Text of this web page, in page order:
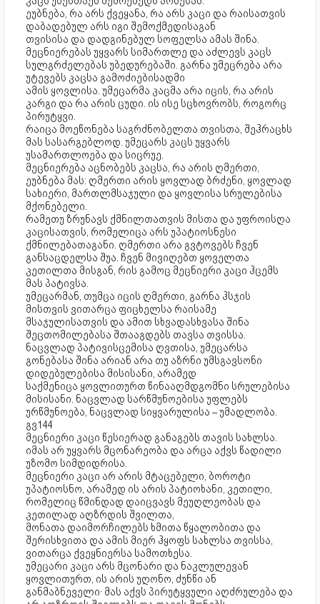
ეუბნება, რა არს ქვეყანა, რა არს კაცი და რაისათვის
დაბადებულ არს იგი შემოქმედისაგან
თვისისა და დადგინებულ სოფელსა ამას შინა.
მეცნიერებას უყვარს სიმართლე და აძლევს კაცს
სულგრძელებას უბედურებაში. გარნა უმეცრება არა
უტევებს კაცსა გამოძიებისადმი
ამის ყოვლისა. უმეცარმა კაცმა არა იცის, რა არის
კარგი და რა არის ცუდი. ის ისე სცხოვრობს, როგორც
პირუტყვი.
რაიცა მოეწონება საგრძნობელთა თვისთა, შეჰრაცხს
მას სასარგებლოდ. უმეცარს კაცს უყვარს
უსამართლოება და სიცრუე.
მეცნიერება აცნობებს კაცსა, რა არის ღმერთი,
ეუბნება მას: ღმერთი არის ყოვლად ბრძენი, ყოვლად
სახიერი, მართლმსაჯული და ყოვლისა სრულებისა
მქონებელი.
რამეთუ ზრუნავს ქმნილთათვის მისთა და უფროისღა
კაცისათვის, რომელიცა არს უპატიოსნესი
ქმნილებათაგანი. ღმერთი არა გვტოვებს ჩვენ
განსაცდელსა შუა. ჩვენ მივიღებთ ყოველთა
კეთილთა მისგან, რის გამოც მეცნიერი კაცი ჰცემს
მას პატივსა.
უმეცარმან, თუმცა იცის ღმერთი, გარნა ჰსჯის
მისთვის ვითარცა ფიცხელსა რაისამე
მსაჯულისათვის და ამით სხვადასხვასა შინა
შეცთომილებასა შთააგდებს თავსა თვისსა.
ნაცვლად პატივისცემისა ღვთისა, უმეცარსა
გონებასა შინა არიან არა თუ აზრნი უმსგავსონი
დიდებულებისა მისისანი, არამედ
საქმენიცა ყოვლითურთ წინააღმდგომნი სრულებისა
მისისანი. ნაცვლად სარწმუნოებისა უფლებს
ურწმუნოება, ნაცვლად სიყვარულისა – უმადლობა.
გვ144
მეცნიერი კაცი წესიერად განაგებს თავის სახლსა.
იმას არ უყვარს მცონარეობა და არცა აქვს წადილი
უზომო სიმდიდრისა.
მეცნიერი კაცი არ არის მტაცებელი, ბოროტი
უპატიოსნო, არამედ ის არის პატიოხანი, კეთილი,
რომელიც წმინდად დაიცვავს მეუღლეობას და
კეთილად აღზრდის შვილთა,
მონათა დაიმორჩილებს ხმითა წყალობითა და
შერისხვითა და ამის მიერ ჰყოფს სახლსა თვისსა,
ვითარცა ქვეყნიერსა სამოთხესა.
უმეცარი კაცი არს მცონარი და ნაკლულევან
ყოვლითურთ, ის არის უღონო, ძუნწი ან
განმაბნეველი· მას აქვს პირუტყვული აღძრულება და